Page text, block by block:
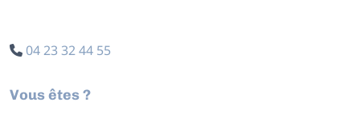
04 23 32 44 55
Vous êtes ?